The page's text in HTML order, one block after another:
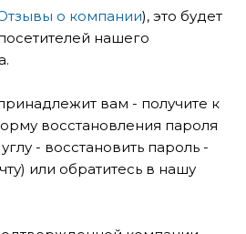
о компании), это будет
нашего
вам - получите к
восстановления пароля
- восстановить пароль -
или обратитесь в нашу